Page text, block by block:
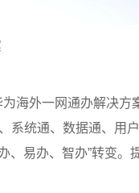
海外一网通办解决方
系统通、数据通、用
、易办、智办”转变。